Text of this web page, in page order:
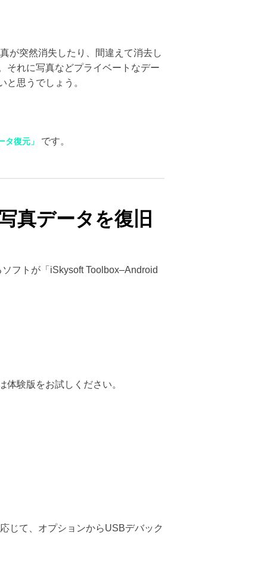
が突然消失したり、間違えて消去し
それに写真などプライベートなデー
思うでしょう。
復元」 です。
真データを復旧
フトが「iSkysoft Toolbox–Android
験版をお試しください。
じて、オプションからUSBデバック